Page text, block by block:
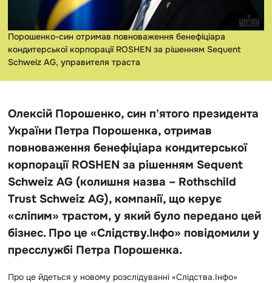
Порошенко-син отримав повноваження бенефіціара
кондитерської корпорації ROSHEN за рішенням Sequent
Schweiz AG, управителя траста
Олексій Порошенко, син пʼятого президента
України Петра Порошенка, отримав
повноваження бенефіціара кондитерської
корпорації ROSHEN за рішенням Sequent
Schweiz AG (колишня назва – Rothschild
Trust Schweiz AG), компанії, що керує
«сліпим» трастом, у який було передано цей
бізнес. Про це «Слідству.Інфо» повідомили у
пресслужбі Петра Порошенка.
Про це йдеться у новому розслідуванні «Слідства.Інфо»